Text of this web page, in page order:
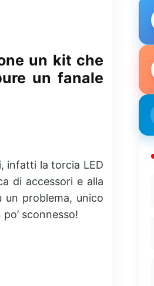
un kit che
un fanale
infatti la torcia LED
di accessori e alla
problema, unico
sconnesso!